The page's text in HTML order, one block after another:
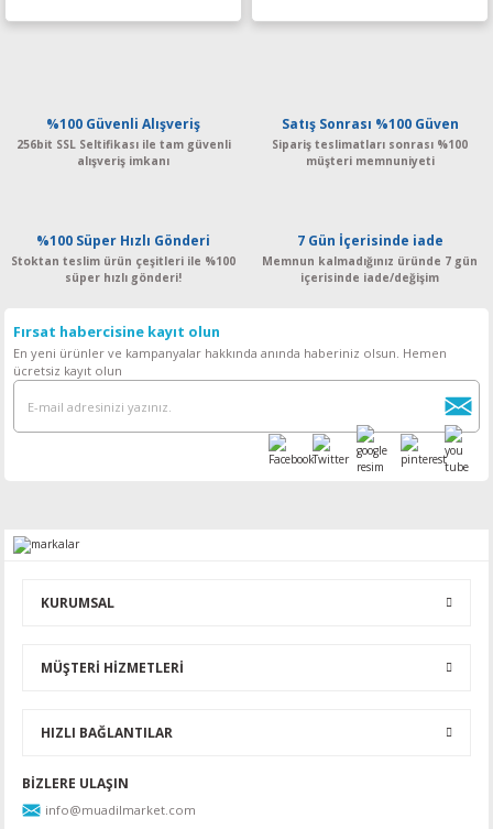
%100 Güvenli Alışveriş
256bit SSL Seltifikası ile tam güvenli
alışveriş imkanı
Satış Sonrası %100 Güven
Sipariş teslimatları sonrası %100
müşteri memnuniyeti
%100 Süper Hızlı Gönderi
Stoktan teslim ürün çeşitleri ile %100
süper hızlı gönderi!
7 Gün İçerisinde iade
Memnun kalmadığınız üründe 7 gün
içerisinde iade/değişim
Fırsat habercisine kayıt olun
En yeni ürünler ve kampanyalar hakkında anında haberiniz olsun. Hemen
ücretsiz kayıt olun
KURUMSAL
MÜŞTERİ HİZMETLERİ
HIZLI BAĞLANTILAR
BİZLERE ULAŞIN
info@muadilmarket.com